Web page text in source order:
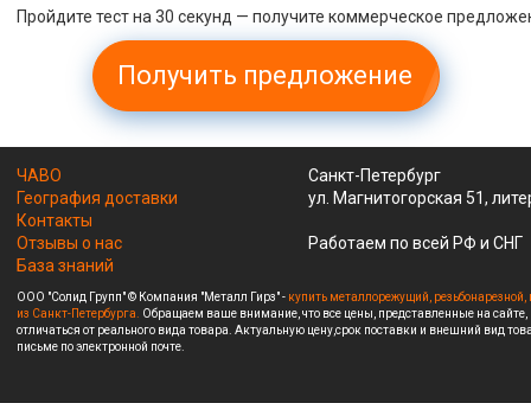
Пройдите тест на 30 секунд — получите коммерческое
Получить предложение
ЧАВО
География доставки
Контакты
Отзывы о нас
База знаний
Санкт-Петербург
ул. Магнитогорская 51,
Работаем по всей РФ и СНГ
ООО "Солид Групп" © Компания "Металл Гирз" - купить металлорежущий,
из Санкт-Петербурга. Обращаем ваше внимание, что все цены, представленные на
отличаться от реального вида товара. Актуальную цену,срок поставки и внешний вид
письме по электронной почте.